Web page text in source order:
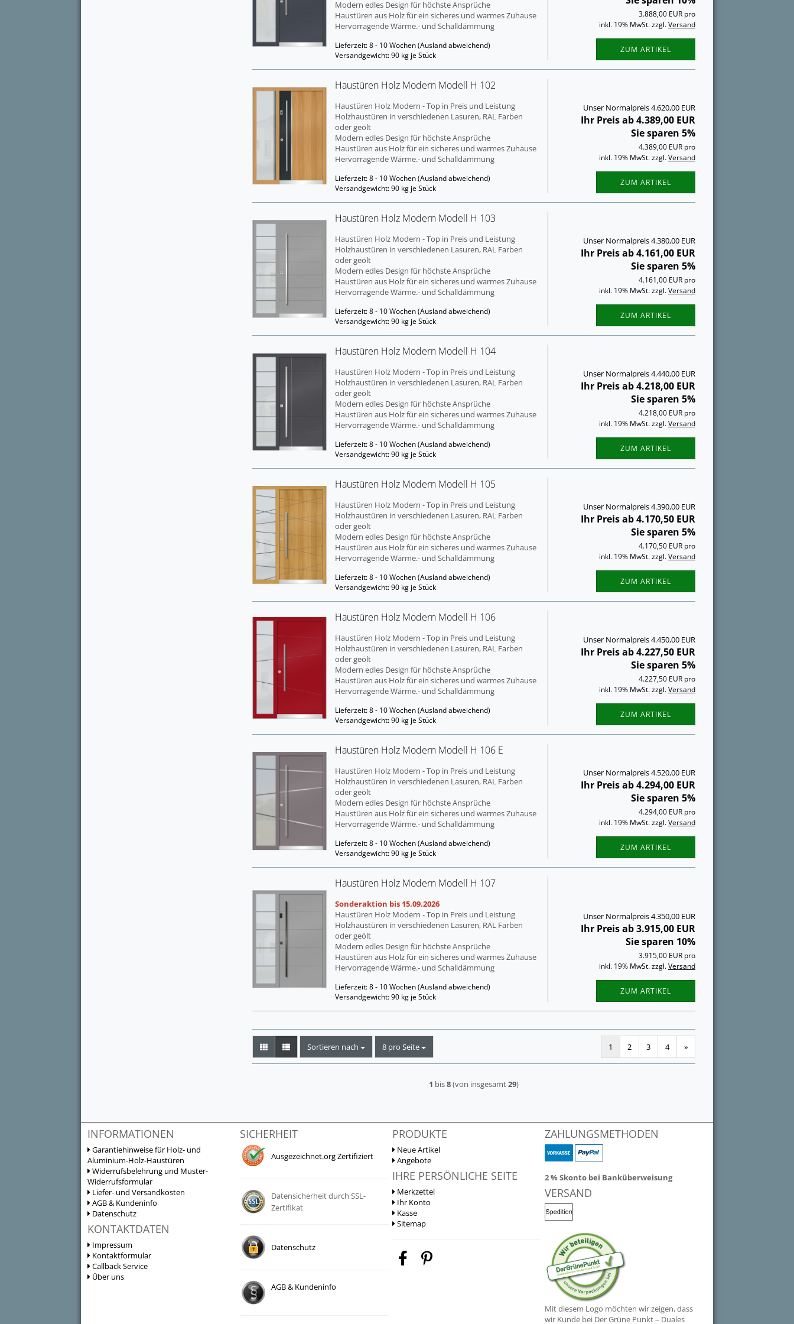
Mo­dern edles De­sign für höchs­te An­sprü­che
Haus­tü­ren aus Holz für ein si­che­res und war­mes Zu­hau­se
Her­vor­ra­gen­de Wärme.- und Schall­däm­mung
Lieferzeit: 8 - 10 Wochen(Ausland abweichend)
Versandgewicht:90 kg je Stück
3.888,00 EUR pro
inkl. 19% MwSt. zzgl.Versand
ZUM ARTIKEL
Haus­tü­ren Holz Mo­dern Mo­dell H 102
Haus­tü­ren Holz Mo­dern - Top in Preis und Leis­tung
Holz­haus­tü­ren in ver­schie­de­nen La­su­ren, RAL Far­ben
oder geölt
Mo­dern edles De­sign für höchs­te An­sprü­che
Haus­tü­ren aus Holz für ein si­che­res und war­mes Zu­hau­se
Her­vor­ra­gen­de Wärme.- und Schall­däm­mung
Lieferzeit: 8 - 10 Wochen(Ausland abweichend)
Versandgewicht:90 kg je Stück
Unser Normalpreis 4.620,00 EUR
Ihr Preis ab 4.389,00 EUR
Sie sparen 5%
4.389,00 EUR pro
inkl. 19% MwSt. zzgl.Versand
ZUM ARTIKEL
Haus­tü­ren Holz Mo­dern Mo­dell H 103
Haus­tü­ren Holz Mo­dern - Top in Preis und Leis­tung
Holz­haus­tü­ren in ver­schie­de­nen La­su­ren, RAL Far­ben
oder geölt
Mo­dern edles De­sign für höchs­te An­sprü­che
Haus­tü­ren aus Holz für ein si­che­res und war­mes Zu­hau­se
Her­vor­ra­gen­de Wärme.- und Schall­däm­mung
Lieferzeit: 8 - 10 Wochen(Ausland abweichend)
Versandgewicht:90 kg je Stück
Unser Normalpreis 4.380,00 EUR
Ihr Preis ab 4.161,00 EUR
Sie sparen 5%
4.161,00 EUR pro
inkl. 19% MwSt. zzgl.Versand
ZUM ARTIKEL
Haus­tü­ren Holz Mo­dern Mo­dell H 104
Haus­tü­ren Holz Mo­dern - Top in Preis und Leis­tung
Holz­haus­tü­ren in ver­schie­de­nen La­su­ren, RAL Far­ben
oder geölt
Mo­dern edles De­sign für höchs­te An­sprü­che
Haus­tü­ren aus Holz für ein si­che­res und war­mes Zu­hau­se
Her­vor­ra­gen­de Wärme.- und Schall­däm­mung
Lieferzeit: 8 - 10 Wochen(Ausland abweichend)
Versandgewicht:90 kg je Stück
Unser Normalpreis 4.440,00 EUR
Ihr Preis ab 4.218,00 EUR
Sie sparen 5%
4.218,00 EUR pro
inkl. 19% MwSt. zzgl.Versand
ZUM ARTIKEL
Haus­tü­ren Holz Mo­dern Mo­dell H 105
Haus­tü­ren Holz Mo­dern - Top in Preis und Leis­tung
Holz­haus­tü­ren in ver­schie­de­nen La­su­ren, RAL Far­ben
oder geölt
Mo­dern edles De­sign für höchs­te An­sprü­che
Haus­tü­ren aus Holz für ein si­che­res und war­mes Zu­hau­se
Her­vor­ra­gen­de Wärme.- und Schall­däm­mung
Lieferzeit: 8 - 10 Wochen(Ausland abweichend)
Versandgewicht:90 kg je Stück
Unser Normalpreis 4.390,00 EUR
Ihr Preis ab 4.170,50 EUR
Sie sparen 5%
4.170,50 EUR pro
inkl. 19% MwSt. zzgl.Versand
ZUM ARTIKEL
Haus­tü­ren Holz Mo­dern Mo­dell H 106
Haus­tü­ren Holz Mo­dern - Top in Preis und Leis­tung
Holz­haus­tü­ren in ver­schie­de­nen La­su­ren, RAL Far­ben
oder geölt
Mo­dern edles De­sign für höchs­te An­sprü­che
Haus­tü­ren aus Holz für ein si­che­res und war­mes Zu­hau­se
Her­vor­ra­gen­de Wärme.- und Schall­däm­mung
Lieferzeit: 8 - 10 Wochen(Ausland abweichend)
Versandgewicht:90 kg je Stück
Unser Normalpreis 4.450,00 EUR
Ihr Preis ab 4.227,50 EUR
Sie sparen 5%
4.227,50 EUR pro
inkl. 19% MwSt. zzgl.Versand
ZUM ARTIKEL
Haus­tü­ren Holz Mo­dern Mo­dell H 106 E
Haus­tü­ren Holz Mo­dern - Top in Preis und Leis­tung
Holz­haus­tü­ren in ver­schie­de­nen La­su­ren, RAL Far­ben
oder geölt
Mo­dern edles De­sign für höchs­te An­sprü­che
Haus­tü­ren aus Holz für ein si­che­res und war­mes Zu­hau­se
Her­vor­ra­gen­de Wärme.- und Schall­däm­mung
Lieferzeit: 8 - 10 Wochen(Ausland abweichend)
Versandgewicht:90 kg je Stück
Unser Normalpreis 4.520,00 EUR
Ihr Preis ab 4.294,00 EUR
Sie sparen 5%
4.294,00 EUR pro
inkl. 19% MwSt. zzgl.Versand
ZUM ARTIKEL
Haus­tü­ren Holz Mo­dern Mo­dell H 107
Son­der­ak­ti­on bis 15.09.2026
Haus­tü­ren Holz Mo­dern - Top in Preis und Leis­tung
Holz­haus­tü­ren in ver­schie­de­nen La­su­ren, RAL Far­ben
oder geölt
Mo­dern edles De­sign für höchs­te An­sprü­che
Haus­tü­ren aus Holz für ein si­che­res und war­mes Zu­hau­se
Her­vor­ra­gen­de Wärme.- und Schall­däm­mung
Lieferzeit: 8 - 10 Wochen(Ausland abweichend)
Versandgewicht:90 kg je Stück
Unser Normalpreis 4.350,00 EUR
Ihr Preis ab 3.915,00 EUR
Sie sparen 10%
3.915,00 EUR pro
inkl. 19% MwSt. zzgl.Versand
ZUM ARTIKEL
Sortieren nach
Sortieren nach 8 pro Seite
pro Seite 1 2 3 4 »
1 bis8(von insgesamt29)
INFORMATIONEN
Garantiehinweise für Holz- und
Aluminium-Holz-Haustüren
Widerrufsbelehrung und Muster-
Widerrufsformular
Liefer- und Versandkosten
AGB & Kundeninfo
Datenschutz
KONTAKTDATEN
Impressum
Kontaktformular
Callback Service
Über uns
SICHERHEIT
Ausgezeichnet.org Zertifiziert
Datensicherheit durch SSL-
Zertifikat
Datenschutz
AGB & Kundeninfo
PRODUKTE
Neue Artikel
Angebote
IHRE PERSÖNLICHE SEITE
Merkzettel
Ihr Konto
Kasse
Sitemap
ZAHLUNGSMETHODEN
2 % Skonto bei Banküberweisung
VERSAND
Mit diesem Logo möchten wir zeigen, dass
wir Kunde bei Der Grüne Punkt – Duales